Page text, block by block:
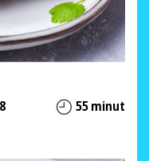
8 55 minut